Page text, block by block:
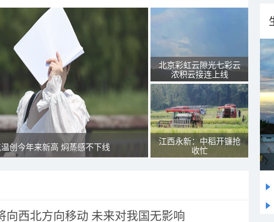
创今年来新高 焖蒸感不下线
北京彩虹云隙光七彩云
浓积云接连上线
江西永新：中稻开镰抢
收忙
向西北方向移动 未来对我国无影响